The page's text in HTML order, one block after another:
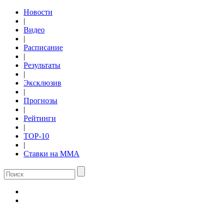
Новости
|
Видео
|
Расписание
|
Результаты
|
Эксклюзив
|
Прогнозы
|
Рейтинги
|
TOP-10
|
Ставки на ММА